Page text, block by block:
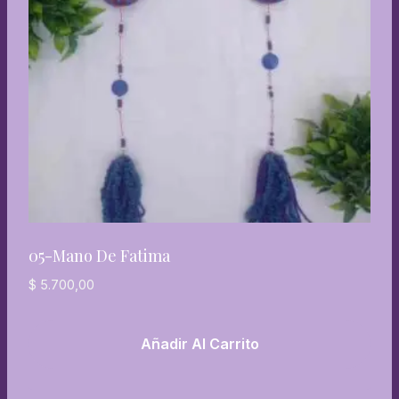
05-Mano De Fatima
$ 5.700,00
Añadir Al Carrito